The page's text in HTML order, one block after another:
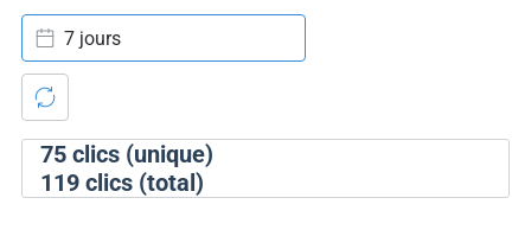
75clics (unique)
119clics (total)
7 jours